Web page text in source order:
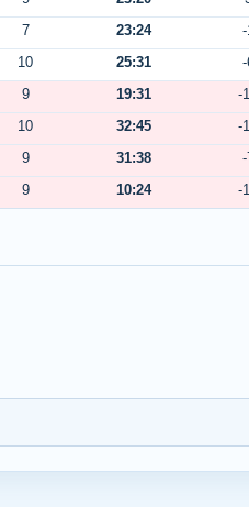
7 23:24
10 25:31
9 19:31
-
10 32:45
-
9 31:38
9 10:24 -